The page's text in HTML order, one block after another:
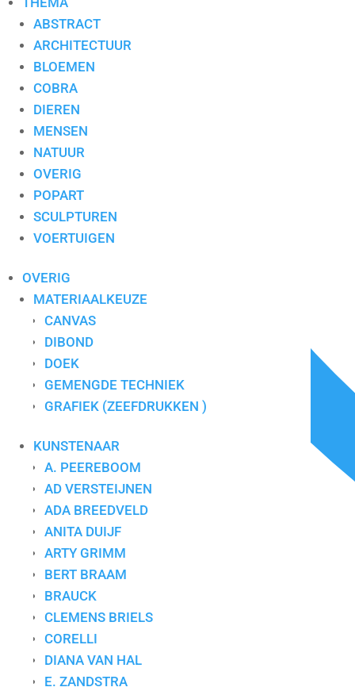
ABSTRACT
ARCHITECTUUR
BLOEMEN
COBRA
DIEREN
MENSEN
NATUUR
OVERIG
POPART
SCULPTUREN
VOERTUIGEN
OVERIG
MATERIAALKEUZE
CANVAS
DIBOND
DOEK
GEMENGDE TECHNIEK
GRAFIEK (ZEEFDRUKKEN )
KUNSTENAAR
A. PEEREBOOM
AD VERSTEIJNEN
ADA BREEDVELD
ANITA DUIJF
ARTY GRIMM
BERT BRAAM
BRAUCK
CLEMENS BRIELS
CORELLI
DIANA VAN HAL
E. ZANDSTRA